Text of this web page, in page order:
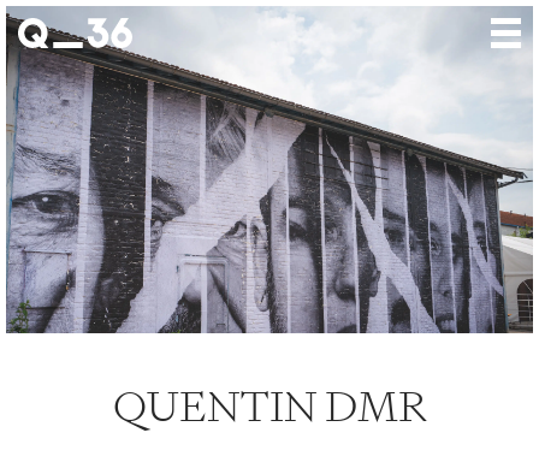
Nos créations
Nos talents
Où nous trouver
Nos expositions
À propos
ContactQUENTIN DMR